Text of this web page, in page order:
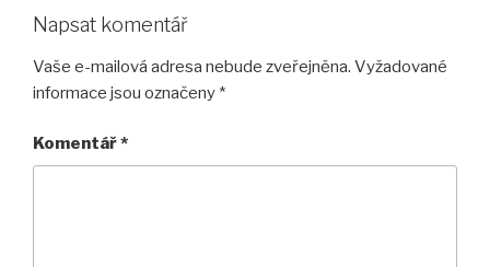
Napsat komentář
Vaše e-mailová adresa nebude zveřejněna. Vyžadované
informace jsou označeny *
Komentář*